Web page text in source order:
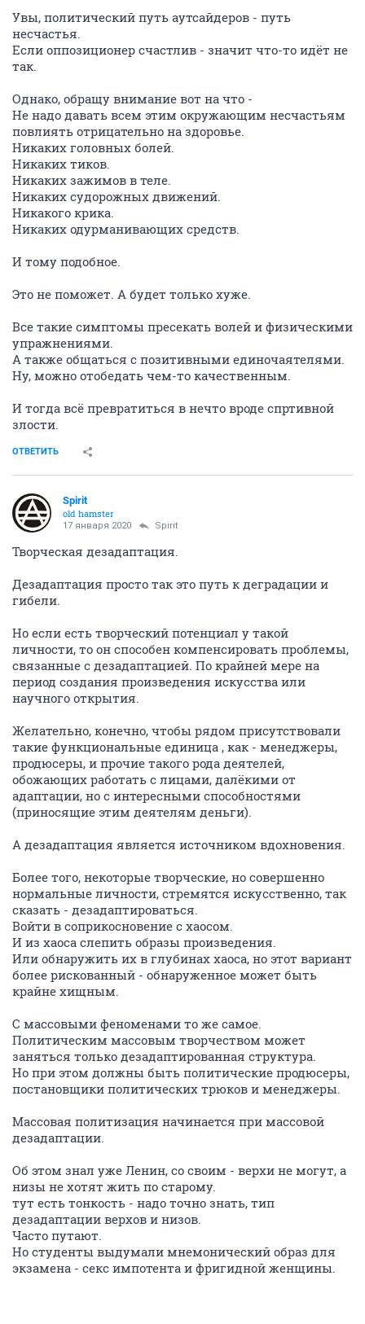
Увы, политический путь аутсайдеров - путь
несчастья.
Если оппозиционер счастлив - значит что-то идёт не
так.
Однако, обращу внимание вот на что -
Не надо давать всем этим окружающим несчастьям
повлиять отрицательно на здоровье.
Никаких головных болей.
Никаких тиков.
Никаких зажимов в теле.
Никаких судорожных движений.
Никакого крика.
Никаких одурманивающих средств.
И тому подобное.
Это не поможет. А будет только хуже.
Все такие симптомы пресекать волей и физическими
упражнениями.
А также общаться с позитивными единочаятелями.
Ну, можно отобедать чем-то качественным.
И тогда всё превратиться в нечто вроде спртивной
злости.
ОТВЕТИТЬ
Spirit
old hamster
17 января 2020 Spirit
Творческая дезадаптация.
Дезадаптация просто так это путь к деградации и
гибели.
Но если есть творческий потенциал у такой
личности, то он способен компенсировать проблемы,
связанные с дезадаптацией. По крайней мере на
период создания произведения искусства или
научного открытия.
Желательно, конечно, чтобы рядом присутствовали
такие функциональные единица , как - менеджеры,
продюсеры, и прочие такого рода деятелей,
обожающих работать с лицами, далёкими от
адаптации, но с интересными способностями
(приносящие этим деятелям деньги).
А дезадаптация является источником вдохновения.
Более того, некоторые творческие, но совершенно
нормальные личности, стремятся искусственно, так
сказать - дезадаптироваться.
Войти в соприкосновение с хаосом.
И из хаоса слепить образы произведения.
Или обнаружить их в глубинах хаоса, но этот вариант
более рискованный - обнаруженное может быть
крайне хищным.
С массовыми феноменами то же самое.
Политическим массовым творчеством может
заняться только дезадаптированная структура.
Но при этом должны быть политические продюсеры,
постановщики политических трюков и менеджеры.
Массовая политизация начинается при массовой
дезадаптации.
Об этом знал уже Ленин, со своим - верхи не могут, а
низы не хотят жить по старому.
тут есть тонкость - надо точно знать, тип
дезадаптации верхов и низов.
Часто путают.
Но студенты выдумали мнемонический образ для
экзамена - секс импотента и фригидной женщины.